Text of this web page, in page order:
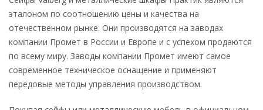
эталоном по соотношению цены и качества на
отечественном рынке. Они производятся на заводах
компании Промет в России и Европе и с успехом продаются
по всему миру. Заводы компании Промет имеют самое
современное техническое оснащение и применяют
передовые методы управления производством.